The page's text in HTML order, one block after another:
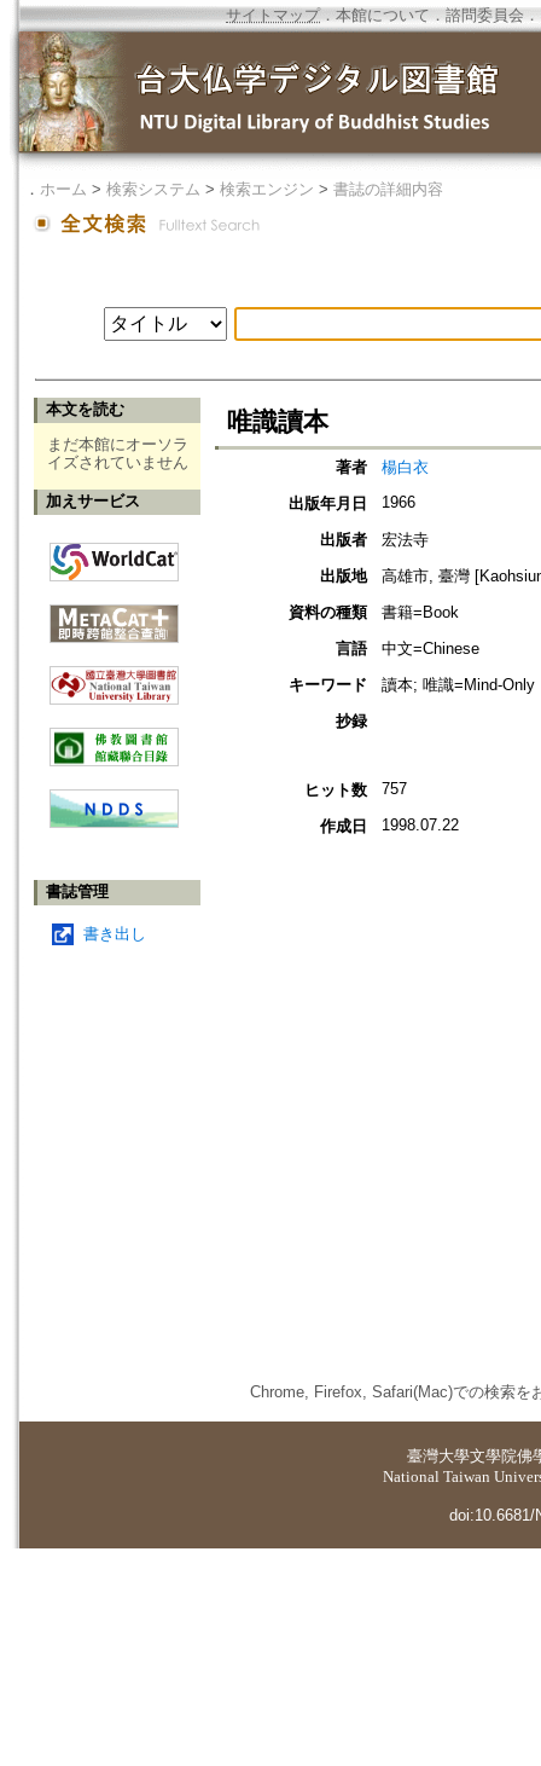
サイトマップ．本館について ． 諮問委員会 ．
． ホーム > 検索システム > 検索エンジン > 書誌の詳細内容
本文を読む
まだ本館にオーソラ
イズされていません
加えサービス
書誌管理
書き出し
唯識讀本
著者
楊白衣
出版年月日
1966
出版者
宏法寺
出版地
高雄市, 臺灣
資料の種類
書籍=Book
言語
中文=Chinese
キーワード
讀本; 唯識=Mind-
抄録
ヒット数 757
作成日 1998.07.22
Chrome, Firefox, Safari(Mac)での検索を
臺灣大學文學院佛
National Taiwan
doi:10.6681/